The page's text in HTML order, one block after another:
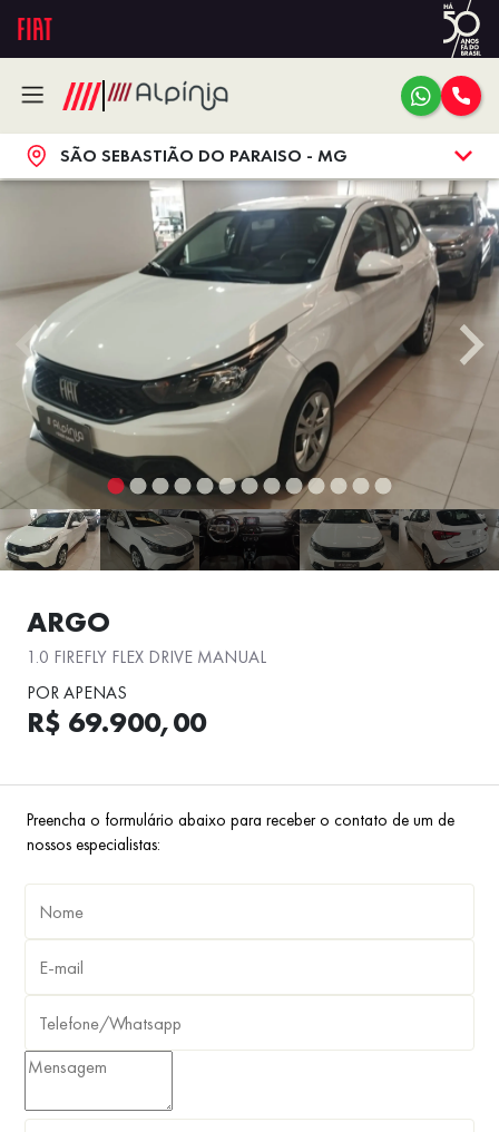
SÃO SEBASTIÃO DO PARAISO - MG
ARGO
1.0 FIREFLY FLEX DRIVE MANUAL
POR APENAS
R$ 69.900,00
Preencha o formulário abaixo para receber o contato de um de
nossos especialistas: